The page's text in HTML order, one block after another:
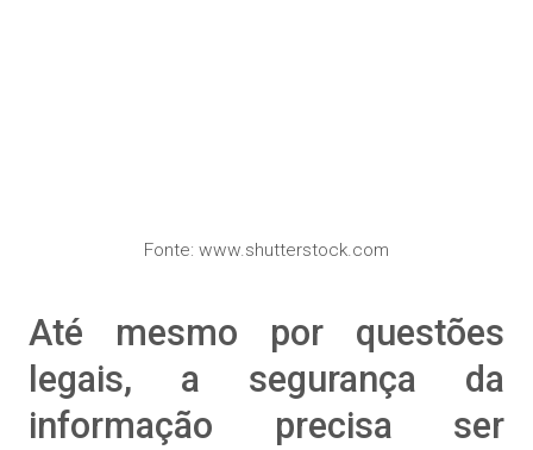
Fonte: www.shutterstock.com
Até mesmo por questões
legais, a segurança da
informação precisa ser